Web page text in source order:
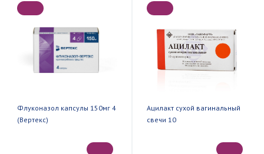
Флуконазол капсулы 150мг 4
(Вертекс)
Ацилакт сухой вагинальный
свечи 10